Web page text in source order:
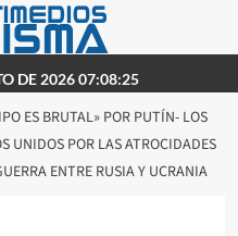
DE 2026 07:08:25
ES BRUTAL» POR PUTÍN- LOS
UNIDOS POR LAS ATROCIDADES
ENTRE RUSIA Y UCRANIA